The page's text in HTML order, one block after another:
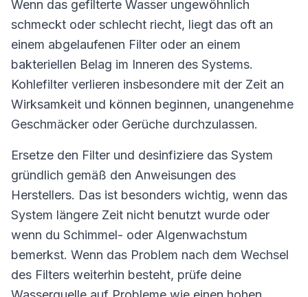
Wenn das gefilterte Wasser ungewöhnlich
schmeckt oder schlecht riecht, liegt das oft an
einem abgelaufenen Filter oder an einem
bakteriellen Belag im Inneren des Systems.
Kohlefilter verlieren insbesondere mit der Zeit an
Wirksamkeit und können beginnen, unangenehme
Geschmäcker oder Gerüche durchzulassen.
Ersetze den Filter und desinfiziere das System
gründlich gemäß den Anweisungen des
Herstellers. Das ist besonders wichtig, wenn das
System längere Zeit nicht benutzt wurde oder
wenn du Schimmel- oder Algenwachstum
bemerkst. Wenn das Problem nach dem Wechsel
des Filters weiterhin besteht, prüfe deine